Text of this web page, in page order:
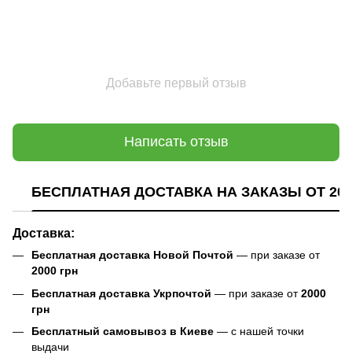
Добавьте первый отзыв
Написать отзыв
БЕСПЛАТНАЯ ДОСТАВКА НА ЗАКАЗЫ ОТ
Доставка:
Бесплатная доставка Новой Почтой — при заказе от
2000 грн
Бесплатная доставка Укрпочтой — при заказе от2000
грн
Бесплатный самовывоз в Киеве — с нашей точки
выдачи